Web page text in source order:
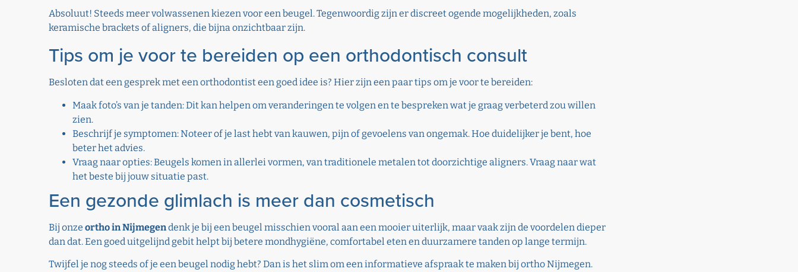
Absoluut! Steeds meer volwassenen kiezen voor een beugel. Tegenwoordig zijn er discreet ogende mogelijkheden, zoals
keramische brackets of aligners, die bijna onzichtbaar zijn.
Tips om je voor te bereiden op een orthodontisch consult
Besloten dat een gesprek met een orthodontist een goed idee is? Hier zijn een paar tips om je voor te bereiden:
Maak foto’s van je tanden: Dit kan helpen om veranderingen te volgen en te bespreken wat je graag verbeterd zou willen
zien.
Beschrijf je symptomen: Noteer of je last hebt van kauwen, pijn of gevoelens van ongemak. Hoe duidelijker je bent, hoe
beter het advies.
Vraag naar opties: Beugels komen in allerlei vormen, van traditionele metalen tot doorzichtige aligners. Vraag naar wat
het beste bij jouw situatie past.
Een gezonde glimlach is meer dan cosmetisch
Bij onze ortho in Nijmegendenk je bij een beugel misschien vooral aan een mooier uiterlijk, maar vaak zijn de voordelen dieper
dan dat. Een goed uitgelijnd gebit helpt bij betere mondhygiëne, comfortabel eten en duurzamere tanden op lange termijn.
Twijfel je nog steeds of je een beugel nodig hebt? Dan is het slim om een informatieve afspraak te maken bij ortho Nijmegen.